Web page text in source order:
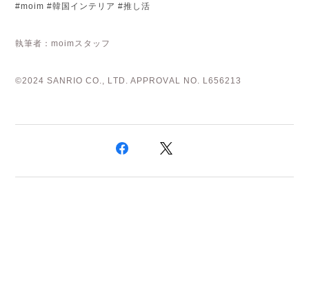
#moim #韓国インテリア #推し活
執筆者：moimスタッフ
©2024 SANRIO CO., LTD. APPROVAL NO. L656213